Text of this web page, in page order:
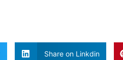
Share on Linkdin